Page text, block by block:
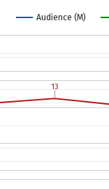
Audience (M)
13
13